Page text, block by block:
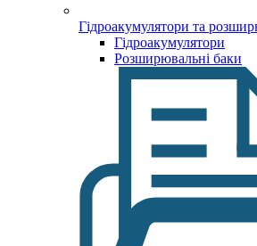
Гідроакумулятори та
Гідроакумулятори
Розширювальні баки